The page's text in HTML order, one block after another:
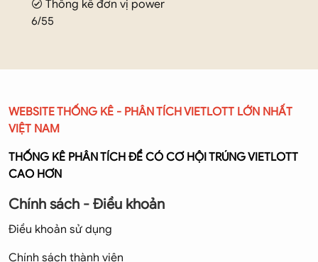
Thống kê đơn vị power
6/55
WEBSITE THỐNG KÊ - PHÂN TÍCH VIETLOTT LỚN NHẤT
VIỆT NAM
THỐNG KÊ PHÂN TÍCH ĐỂ CÓ CƠ HỘI TRÚNG VIETLOTT
CAO HƠN
Chính sách - Điều khoản
Điều khoản sử dụng
Chính sách thành viên